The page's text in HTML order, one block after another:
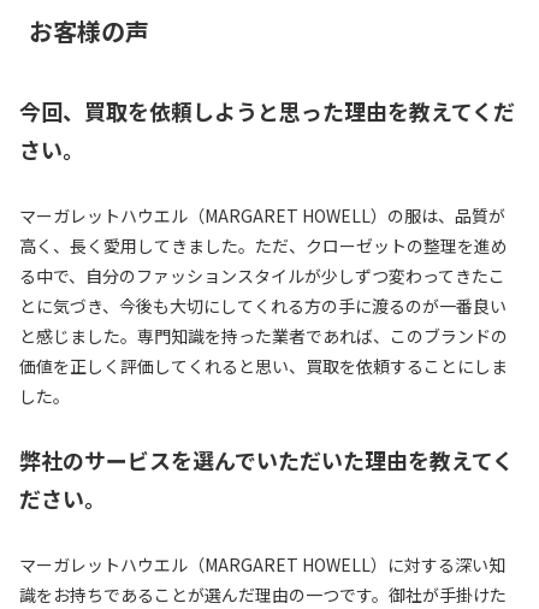
お客様の声
今回、買取を依頼しようと思った理由を教えてくだ
さい。
マーガレットハウエル（MARGARET HOWELL）の服は、品質が
高く、長く愛用してきました。ただ、クローゼットの整理を進め
る中で、自分のファッションスタイルが少しずつ変わってきたこ
とに気づき、今後も大切にしてくれる方の手に渡るのが一番良い
と感じました。専門知識を持った業者であれば、このブランドの
価値を正しく評価してくれると思い、買取を依頼することにしま
した。
弊社のサービスを選んでいただいた理由を教えてく
ださい。
マーガレットハウエル（MARGARET HOWELL）に対する深い知
識をお持ちであることが選んだ理由の一つです。御社が手掛けた